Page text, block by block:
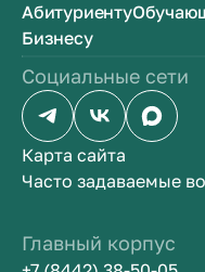
Абитуриенту
Бизнесу
Социальные сети
Карта сайта
Часто задаваемые
Главный корпус